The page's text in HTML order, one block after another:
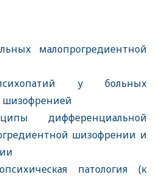
малопрогредиентной
у больных
шизофренией
дифференциальной
шизофрении и
патология (к